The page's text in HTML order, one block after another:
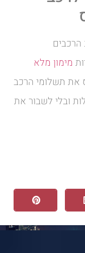
הרכבים
מימון מלא
את תשלומי הרכב
ובלי לשבור את